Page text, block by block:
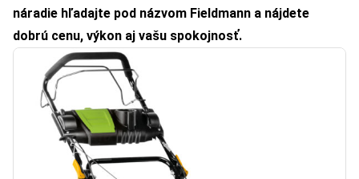
náradie hľadajte pod názvom Fieldmann a nájdete
dobrú cenu, výkon aj vašu spokojnosť.